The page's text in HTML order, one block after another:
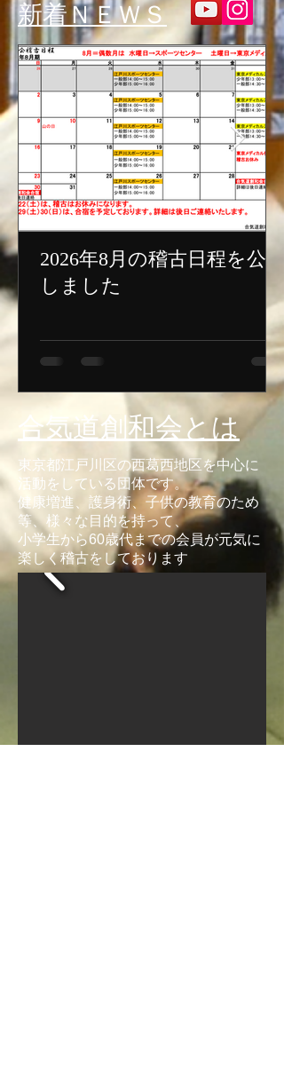
​新着ＮＥＷＳ
2026年8月の稽古日程を公開
しました
​合気道創和会とは
東京都江戸川区の西葛西地区を中心に
活動をしている団体です。
​健康増進、護身術、子供の教育のため
等、様々な目的を持って、
小学生から60歳代までの会員が元気に
楽しく稽古をしております